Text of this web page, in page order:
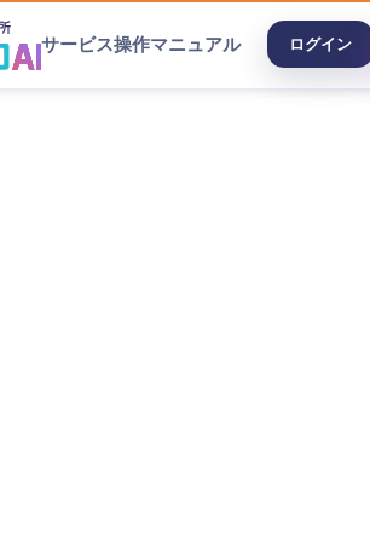
サービス操作マニュアル ログイン